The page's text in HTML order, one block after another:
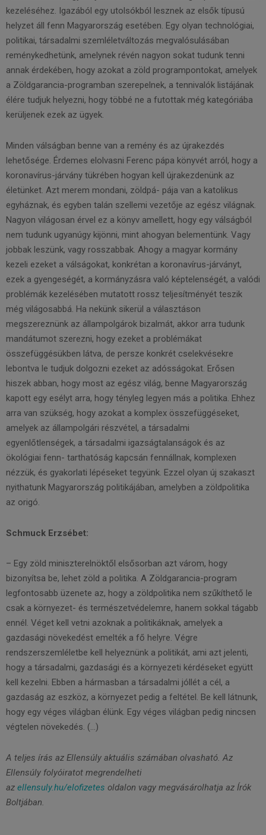
kezeléséhez. Igazából egy utolsókból lesznek az elsők típusú
helyzet áll fenn Magyarország esetében. Egy olyan technológiai,
politikai, társadalmi szemléletváltozás megvalósulásában
reménykedhetünk, amelynek révén nagyon sokat tudunk tenni
annak érdekében, hogy azokat a zöld programpontokat, amelyek
a Zöldgarancia-programban szerepelnek, a tennivalók listájának
élére tudjuk helyezni, hogy többé ne a futottak még kategóriába
kerüljenek ezek az ügyek.
Minden válságban benne van a remény és az újrakezdés
lehetősége. Érdemes elolvasni Ferenc pápa könyvét arról, hogy a
koronavírus-járvány tükrében hogyan kell újrakezdenünk az
életünket. Azt merem mondani, zöldpá- pája van a katolikus
egyháznak, és egyben talán szellemi vezetője az egész világnak.
Nagyon világosan érvel ez a könyv amellett, hogy egy válságból
nem tudunk ugyanúgy kijönni, mint ahogyan belementünk. Vagy
jobbak leszünk, vagy rosszabbak. Ahogy a magyar kormány
kezeli ezeket a válságokat, konkrétan a koronavírus-járványt,
ezek a gyengeségét, a kormányzásra való képtelenségét, a valódi
problémák kezelésében mutatott rossz teljesítményét teszik
még világosabbá. Ha nekünk sikerül a választáson
megszereznünk az állampolgárok bizalmát, akkor arra tudunk
mandátumot szerezni, hogy ezeket a problémákat
összefüggésükben látva, de persze konkrét cselekvésekre
lebontva le tudjuk dolgozni ezeket az adósságokat. Erősen
hiszek abban, hogy most az egész világ, benne Magyarország
kapott egy esélyt arra, hogy tényleg legyen más a politika. Ehhez
arra van szükség, hogy azokat a komplex összefüggéseket,
amelyek az állampolgári részvétel, a társadalmi
egyenlőtlenségek, a társadalmi igazságtalanságok és az
ökológiai fenn- tarthatóság kapcsán fennállnak, komplexen
nézzük, és gyakorlati lépéseket tegyünk. Ezzel olyan új szakaszt
nyithatunk Magyarország politikájában, amelyben a zöldpolitika
az origó.
Schmuck Erzsébet:
– Egy zöld miniszterelnöktől elsősorban azt várom, hogy
bizonyítsa be, lehet zöld a politika. A Zöldgarancia-program
legfontosabb üzenete az, hogy a zöldpolitika nem szűkíthető le
csak a környezet- és természetvédelemre, hanem sokkal tágabb
ennél. Véget kell vetni azoknak a politikáknak, amelyek a
gazdasági növekedést emelték a fő helyre. Végre
rendszerszemléletbe kell helyeznünk a politikát, ami azt jelenti,
hogy a társadalmi, gazdasági és a környezeti kérdéseket együtt
kell kezelni. Ebben a hármasban a társadalmi jóllét a cél, a
gazdaság az eszköz, a környezet pedig a feltétel. Be kell látnunk,
hogy egy véges világban élünk. Egy véges világban pedig nincsen
végtelen növekedés. (…)
A teljes írás az Ellensúly aktuális számában olvasható. Az
Ellensúly folyóiratot megrendelheti
az ellensuly.hu/elofizetes oldalon vagy megvásárolhatja az Írók
Boltjában.